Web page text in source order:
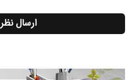
ارسال نظر